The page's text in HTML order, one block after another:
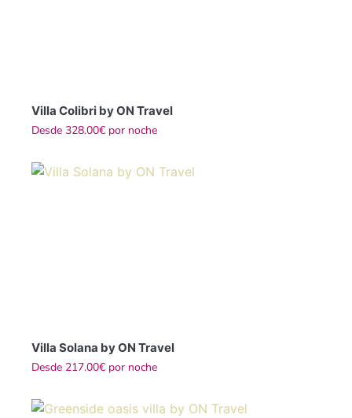
Villa Colibri by ON Travel
Desde 328.00€ por noche
Villa Solana by ON Travel
Desde 217.00€ por noche